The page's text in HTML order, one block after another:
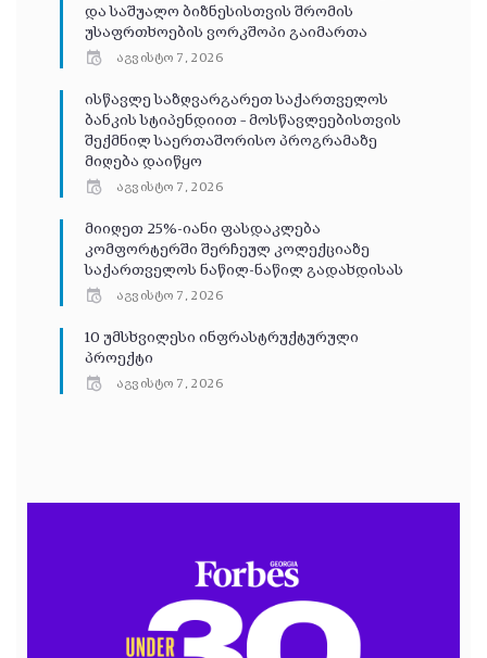
და საშუალო ბიზნესისთვის შრომის
უსაფრთხოების ვორკშოპი გაიმართა
აგვისტო 7, 2026
ისწავლე საზღვარგარეთ საქართველოს
ბანკის სტიპენდიით – მოსწავლეებისთვის
შექმნილ საერთაშორისო პროგრამაზე
მიღება დაიწყო
აგვისტო 7, 2026
მიიღეთ 25%-იანი ფასდაკლება
კომფორტერში შერჩეულ კოლექციაზე
საქართველოს ნაწილ-ნაწილ გადახდისას
აგვისტო 7, 2026
10 უმსხვილესი ინფრასტრუქტურული
პროექტი
აგვისტო 7, 2026